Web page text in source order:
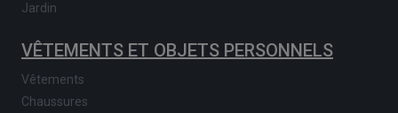
Jardin
VÊTEMENTS ET OBJETS PERSONNELS
Vêtements
Chaussures